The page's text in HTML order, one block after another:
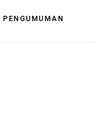
PENGUMUMAN